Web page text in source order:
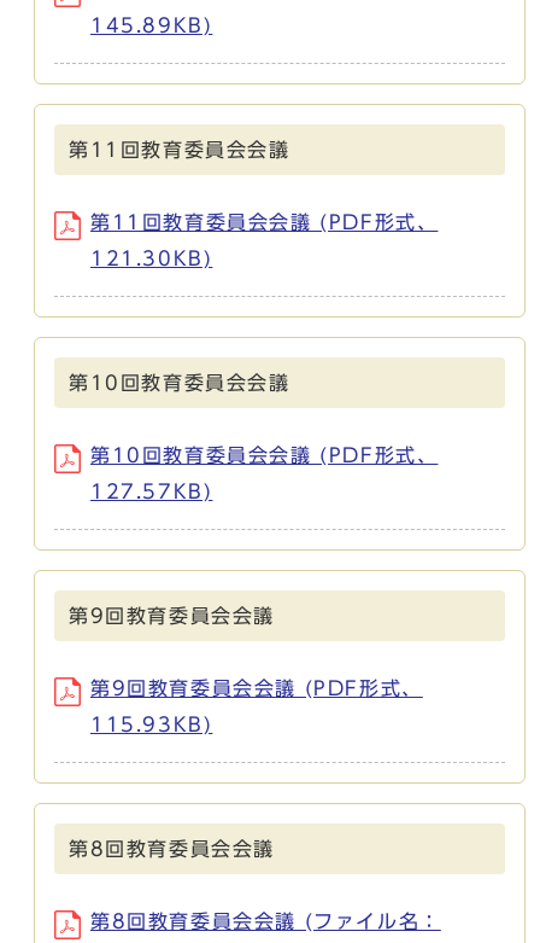
145.89KB)
第11回教育委員会会議
第11回教育委員会会議 (PDF形式、
121.30KB)
第10回教育委員会会議
第10回教育委員会会議 (PDF形式、
127.57KB)
第9回教育委員会会議
第9回教育委員会会議 (PDF形式、
115.93KB)
第8回教育委員会会議
第8回教育委員会会議 (ファイル名：